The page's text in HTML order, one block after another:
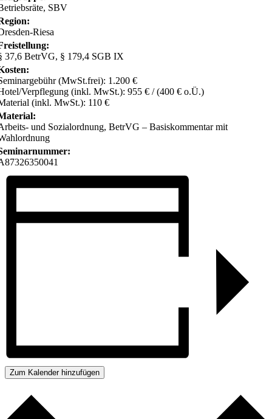
SBV
Riesa
37,6 BetrVG, § 179,4 SGB IX
(MwSt.frei): 1.200 €
Verpflegung (inkl. MwSt.): 955 € / (400 € o.Ü.)
(inkl. MwSt.): 110 €
und Sozialordnung, BetrVG – Basiskommentar mit
Zum Kalender hinzufügen